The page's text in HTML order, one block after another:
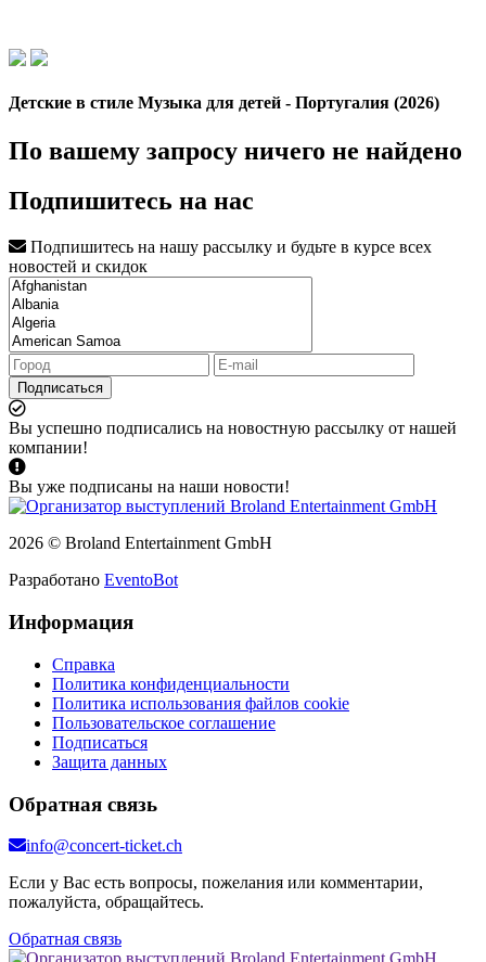
Детские в стиле Музыка для детей - Португалия (2026)
По вашему запросу ничего не найдено
Подпишитесь на нас
Подпишитесь на нашу рассылку и будьте в курсе всех
новостей и скидок
Подписаться
Вы успешно подписались на новостную рассылку от нашей
компании!
Вы уже подписаны на наши новости!
2026 © Broland Entertainment GmbH
Разработано EventoBot
Информация
Справка
Политика конфиденциальности
Политика использования файлов cookie
Пользовательское соглашение
Подписаться
Защита данных
Обратная связь
info@concert-ticket.ch
Если у Вас есть вопросы, пожелания или комментарии,
пожалуйста, обращайтесь.
Обратная связь